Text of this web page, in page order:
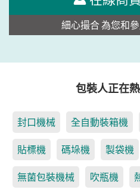
細心撮合 為您和
包裝人正在
封口機械 全自動裝箱機
貼標機 碼垛機 製袋機
無菌包裝機械 吹瓶機